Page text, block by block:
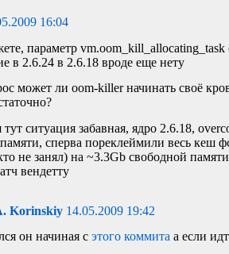
16:04
параметр
в 2.6.24 в 2.6.18 вроде еще нету
может ли oom-killer начинать своё
тут ситуация забавная, ядро 2.6.18,
памяти, сперва пореклеймили весь кеш
не занял) на ~3.3Gb свободной
вендетту
Korinskiy 14.05.2009 19:42
он начиная сэтого коммита а если